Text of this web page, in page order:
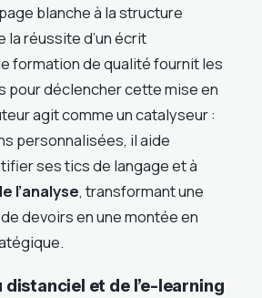
blanche à la structure
réussite d’un écrit
formation de qualité fournit les
pour déclencher cette mise en
agit comme un catalyseur :
personnalisées, il aide
ses tics de langage et à
l’analyse, transformant une
devoirs en une montée en
et de l’e-learning